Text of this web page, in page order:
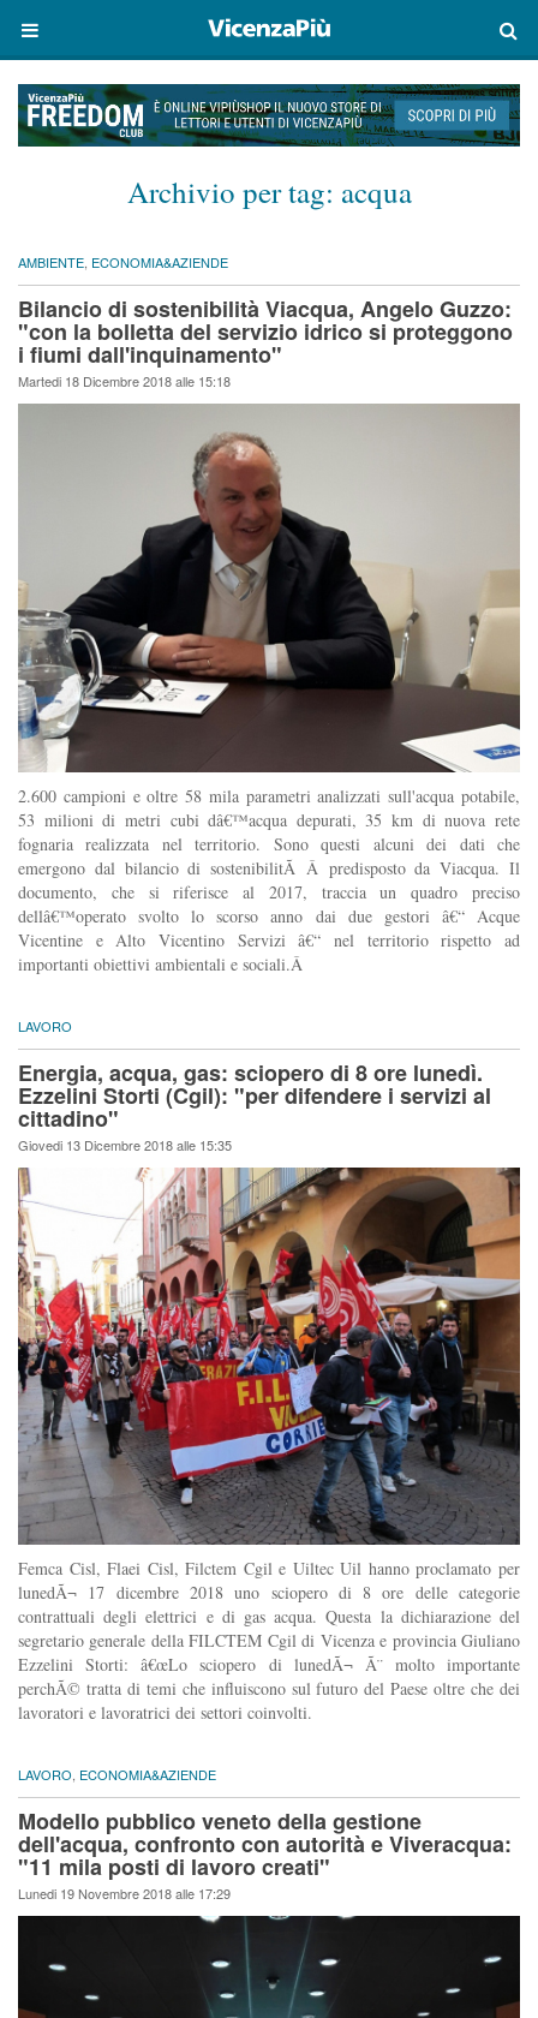
Archivio per tag: acqua
AMBIENTE, ECONOMIA&AZIENDE
Bilancio di sostenibilità Viacqua, Angelo Guzzo:
"con la bolletta del servizio idrico si proteggono
i fiumi dall'inquinamento"
Martedi 18 Dicembre 2018 alle 15:18
2.600 campioni e oltre 58 mila parametri analizzati sull'acqua potabile,
53 milioni di metri cubi dâ€™acqua depurati, 35 km di nuova rete
fognaria realizzata nel territorio. Sono questi alcuni dei dati che
emergono dal bilancio di sostenibilitÃ Â predisposto da Viacqua. Il
documento, che si riferisce al 2017, traccia un quadro preciso
dellâ€™operato svolto lo scorso anno dai due gestori â€“ Acque
Vicentine e Alto Vicentino Servizi â€“ nel territorio rispetto ad
importanti obiettivi ambientali e sociali.Â
LAVORO
Energia, acqua, gas: sciopero di 8 ore lunedì.
Ezzelini Storti (Cgil): "per difendere i servizi al
cittadino"
Giovedi 13 Dicembre 2018 alle 15:35
Femca Cisl, Flaei Cisl, Filctem Cgil e Uiltec Uil hanno proclamato per
lunedÃ¬ 17 dicembre 2018 uno sciopero di 8 ore delle categorie
contrattuali degli elettrici e di gas acqua. Questa la dichiarazione del
segretario generale della FILCTEM Cgil di Vicenza e provincia Giuliano
Ezzelini Storti: â€œLo sciopero di lunedÃ¬ Ã¨ molto importante
perchÃ© tratta di temi che influiscono sul futuro del Paese oltre che dei
lavoratori e lavoratrici dei settori coinvolti.
LAVORO ECONOMIA&AZIENDE
Modello pubblico veneto della gestione
dell'acqua, confronto con autorità e Viveracqua:
"11 mila posti di lavoro creati"
Lunedi 19 Novembre 2018 alle 17:29